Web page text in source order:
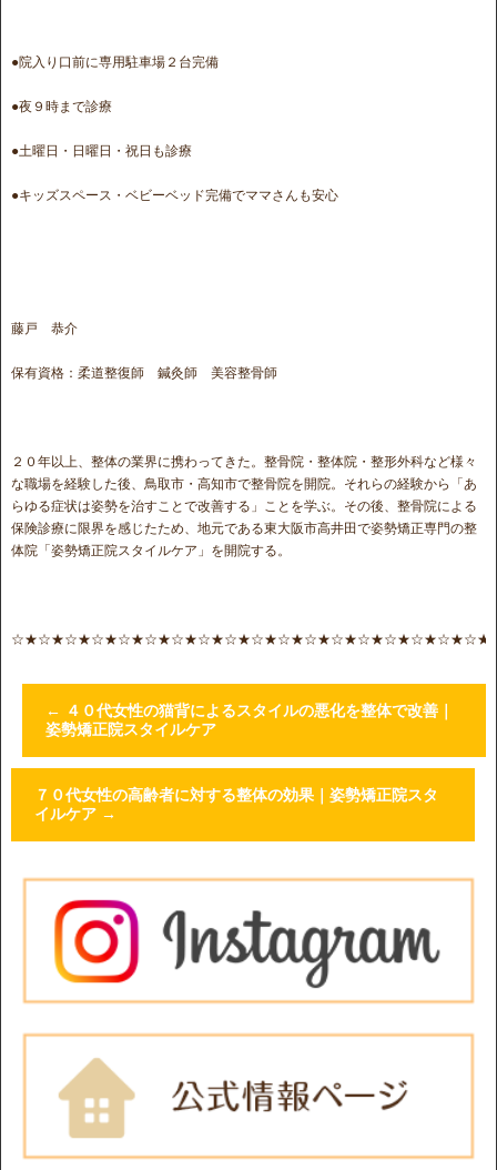
●院入り口前に専用駐車場２台完備
●夜９時まで診療
●土曜日・日曜日・祝日も診療
●キッズスペース・ベビーベッド完備でママさんも安心
藤戸 恭介
保有資格：柔道整復師 鍼灸師 美容整骨師
２０年以上、整体の業界に携わってきた。整骨院・整体院・整形外科など様々
な職場を経験した後、鳥取市・高知市で整骨院を開院。それらの経験から「あ
らゆる症状は姿勢を治すことで改善する」ことを学ぶ。その後、整骨院による
保険診療に限界を感じたため、地元である東大阪市高井田で姿勢矯正専門の整
体院「姿勢矯正院スタイルケア」を開院する。
← ４０代女性の猫背によるスタイルの悪化を整体で改善｜
姿勢矯正院スタイルケア
７０代女性の高齢者に対する整体の効果｜姿勢矯正院スタ
イルケア →